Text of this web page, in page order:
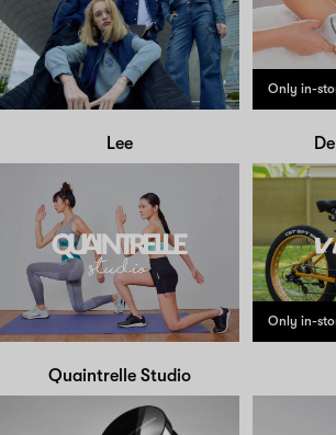
Lee
Only in-
Quaintrelle Studio
Only in-